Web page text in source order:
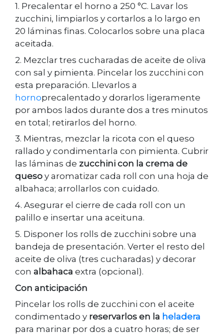
1. Precalentar el horno a 250 °C. Lavar los
zucchini, limpiarlos y cortarlos a lo largo en
20 láminas finas. Colocarlos sobre una placa
aceitada.
2. Mezclar tres cucharadas de aceite de oliva
con sal y pimienta. Pincelar los zucchini con
esta preparación. Llevarlos a
hornoprecalentado y dorarlos ligeramente
por ambos lados durante dos a tres minutos
en total; retirarlos del horno.
3. Mientras, mezclar la ricota con el queso
rallado y condimentarla con pimienta. Cubrir
las láminas de zucchini con la crema de
queso y aromatizar cada roll con una hoja de
albahaca; arrollarlos con cuidado.
4. Asegurar el cierre de cada roll con un
palillo e insertar una aceituna.
5. Disponer los rolls de zucchini sobre una
bandeja de presentación. Verter el resto del
aceite de oliva (tres cucharadas) y decorar
con albahaca extra (opcional).
Con anticipación
Pincelar los rolls de zucchini con el aceite
condimentado y reservarlos en la heladera
para marinar por dos a cuatro horas; de ser